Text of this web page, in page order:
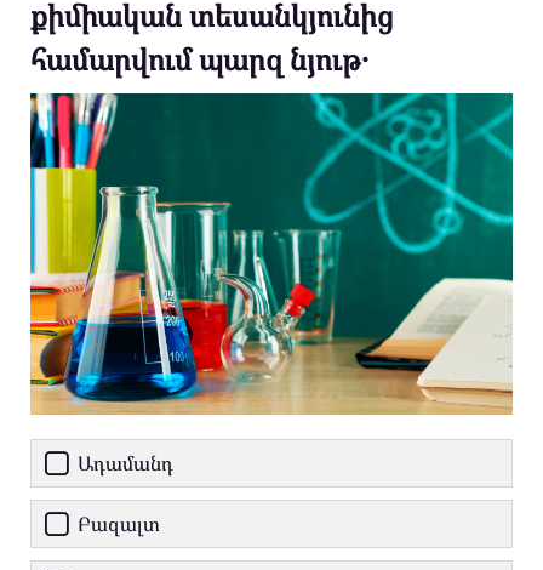
քիմիական տեսանկյունից
համարվում պարզ նյութ․
Ադամանդ
Բազալտ